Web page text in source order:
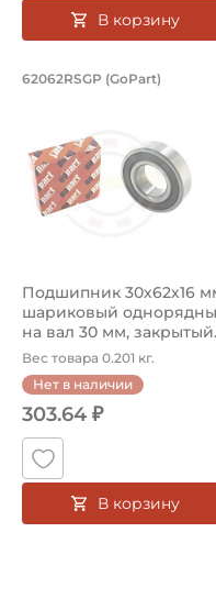
В корзину
Подшипник
62062RSGP (GoPart)
Подшипник 30х62х16
шариковый
на вал 30 мм, закрытый.
Арт...
Вес товара 0.201 кг.
Нет в наличии
303.64 ₽
В корзину